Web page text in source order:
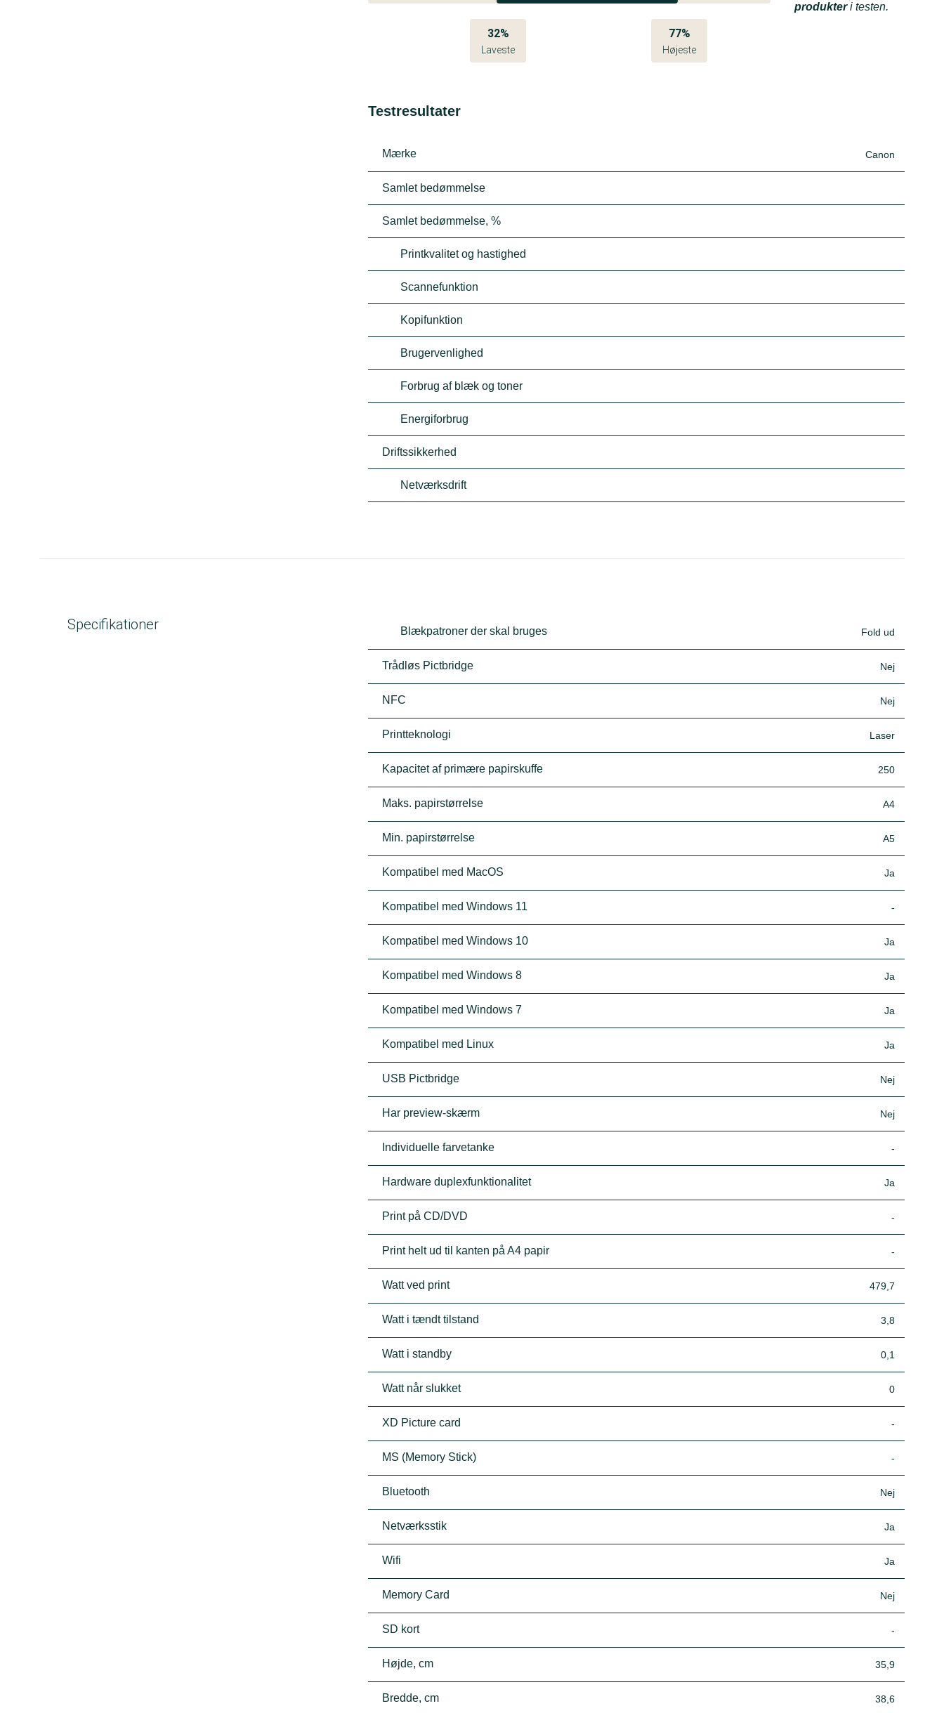
32%
Laveste
77%
Højeste
produkteri testen.
Testresultater
Mærke Canon
Samlet bedømmelse
Samlet bedømmelse, %
Printkvalitet og hastighed
Scannefunktion
Kopifunktion
Brugervenlighed
Forbrug af blæk og toner
Energiforbrug
Driftssikkerhed
Netværksdrift
Specifikationer Blækpatroner der skal bruges Fold ud
Trådløs Pictbridge Nej
NFC Nej
Printteknologi Laser
Kapacitet af primære papirskuffe 250
Maks. papirstørrelse A4
Min. papirstørrelse A5
Kompatibel med MacOS Ja
Kompatibel med Windows 11 -
Kompatibel med Windows 10 Ja
Kompatibel med Windows 8 Ja
Kompatibel med Windows 7 Ja
Kompatibel med Linux Ja
USB Pictbridge Nej
Har preview-skærm Nej
Individuelle farvetanke -
Hardware duplexfunktionalitet Ja
Print på CD/DVD -
Print helt ud til kanten på A4 papir -
Watt ved print 479,7
Watt i tændt tilstand 3,8
Watt i standby 0,1
Watt når slukket 0
XD Picture card -
MS (Memory Stick) -
Bluetooth Nej
Netværksstik Ja
Wifi Ja
Memory Card Nej
SD kort -
Højde, cm 35,9
Bredde, cm 38,6